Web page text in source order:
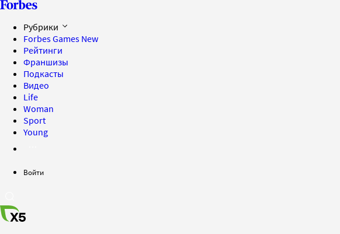
Рубрики
Forbes Games New
Рейтинги
Франшизы
Подкасты
Видео
Life
Woman
Sport
Young
Войти